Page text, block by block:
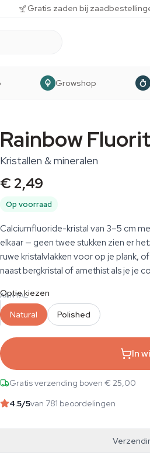
Gratis zaden bij
Growshop
Rainbow
Kristallen & mineralen
€ 2,49
Op voorraad
Calciumfluoride-kristal van 3–5 cm
elkaar — geen twee stukken zien er
ruwe kristalvlakken voor op je plank,
naast bergkristal of amethist als je je
AANTAL
Optie kiezen
Natural Polished
In
Gratis verzending boven € 25,00
4.5/5van 781 beoordelingen